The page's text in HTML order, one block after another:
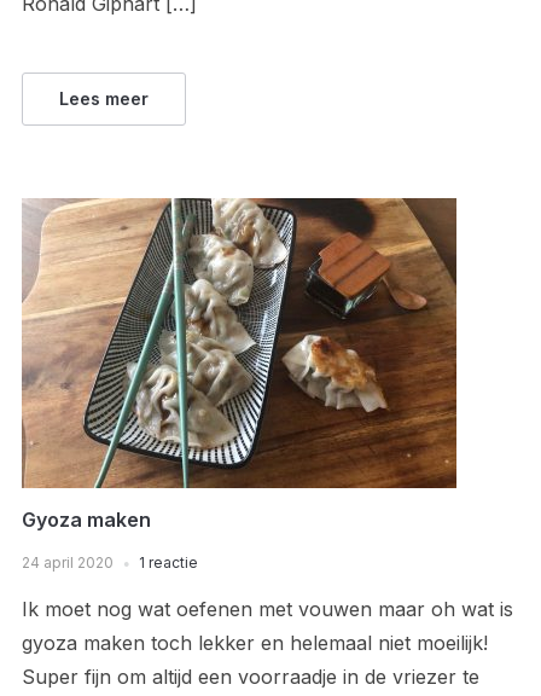
Lees meer
Gyoza maken
24 april 2020 1 reactie
Ik moet nog wat oefenen met vouwen maar oh wat is
gyoza maken toch lekker en helemaal niet moeilijk!
Super fijn om altijd een voorraadje in de vriezer te